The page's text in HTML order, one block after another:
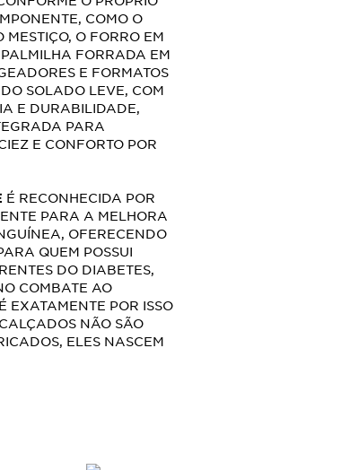
COMO O
O FORRO EM
FORRADA EM
E FORMATOS
SOLADO LEVE, COM
E DURABILIDADE,
PARA
E CONFORTO POR
É RECONHECIDA POR
PARA A MELHORA
OFERECENDO
QUEM POSSUI
DO DIABETES,
COMBATE AO
EXATAMENTE POR ISSO
NÃO SÃO
ELES NASCEM